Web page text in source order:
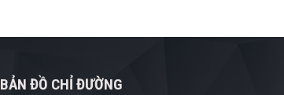
BẢN ĐỒ CHỈ ĐƯỜNG